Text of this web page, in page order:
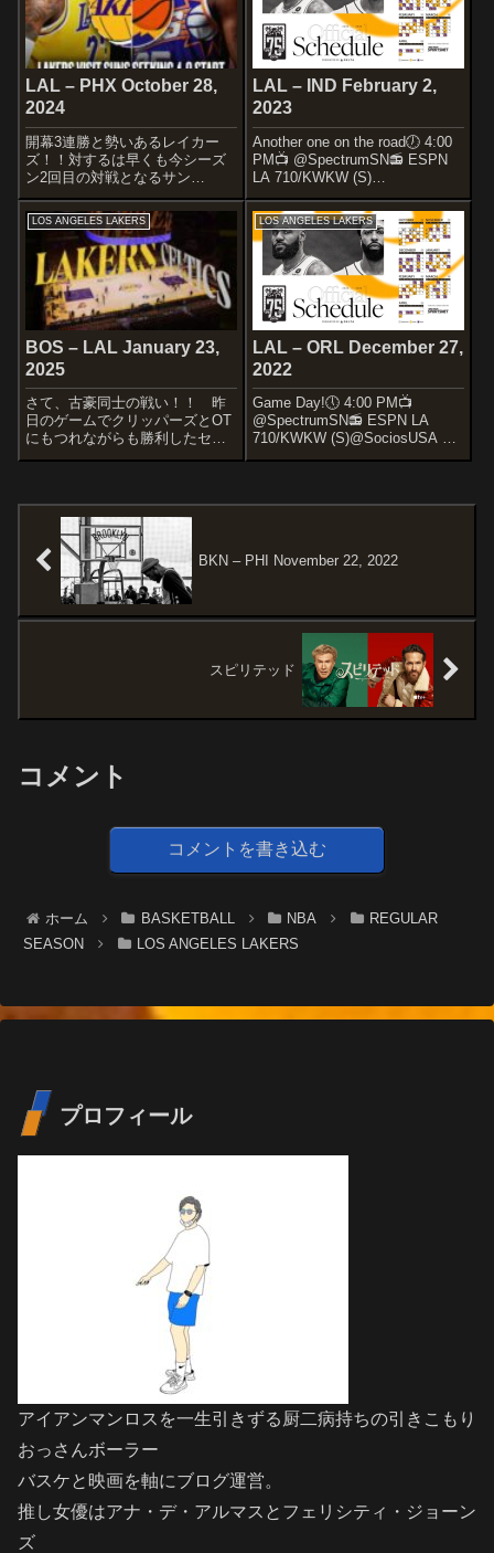
pic.twitter.com/J...
LAL – PHX October 28,
2024
開幕3連勝と勢いあるレイカー
ズ！！対するは早くも今シーズ
ン2回目の対戦となるサン
ズ！！ 前回ゲームは最終Qで
一気に差をつけました！！ 今
シーズンのレイカーズはADの安
定したパフォーマンスに加えて
終盤の強さが光りますよね～
STARTERSLO...
LAL – IND February 2,
2023
Another one on the road🕖 4:00
PM📺 @SpectrumSN📻 ESPN
LA 710/KWKW (S)
@SociosUSA x #LakeShow—
Los Angeles Lakers (@Lakers)...
LOS ANGELES LAKERS
BOS – LAL January 23,
2025
さて、古豪同士の戦い！！ 昨
日のゲームでクリッパーズとOT
にもつれながらも勝利したセル
ティックスを、同じくLAでレイ
CELTICSDerrick WhiteDrue
HolidayJale...
LOS ANGELES LAKERS
LAL – ORL December 27,
2022
Game Day!🕔 4:00 PM📺
@SpectrumSN📻 ESPN LA
710/KWKW (S)@SociosUSA x
#LakeShow— Los Angeles
BKN – PHI November 22, 2022
スピリテッド
コメント
コメントを書き込む
ホーム BASKETBALL NBA
REGULAR
SEASON
LOS ANGELES LAKERS
プロフィール
アイアンマンロスを一生引きずる厨二病持ちの引きこもり
おっさんボーラー
バスケと映画を軸にブログ運営。
推し女優はアナ・デ・アルマスとフェリシティ・ジョーン
ズ